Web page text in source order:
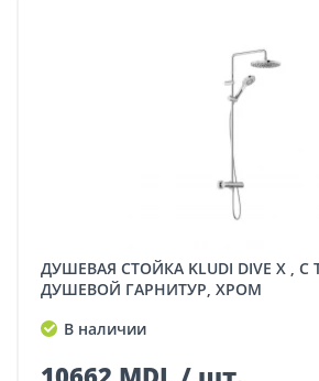
ДУШЕВАЯ СТОЙКА KLUDI DIVE X , С ТЕРМОСТАТОМ,
ДУШЕВОЙ ГАРНИТУР, ХРОМ
В наличии